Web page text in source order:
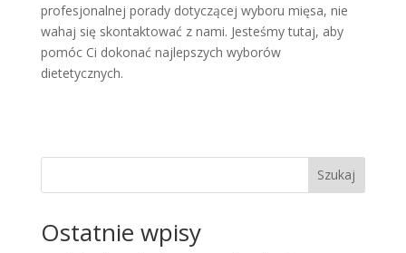
profesjonalnej porady dotyczącej wyboru mięsa, nie
wahaj się skontaktować z nami. Jesteśmy tutaj, aby
pomóc Ci dokonać najlepszych wyborów
dietetycznych.
Szukaj
Ostatnie wpisy